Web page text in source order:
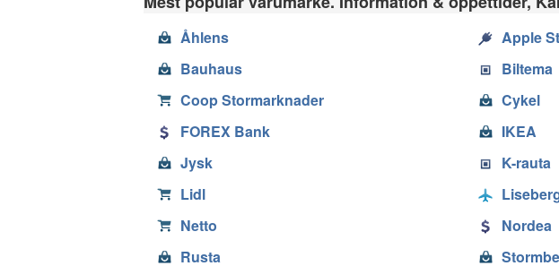
Åhlens Apple
Bauhaus
Biltema
Coop Stormarknader
Cykel
FOREX Bank
IKEA
Jysk
K-rauta
Lidl
Netto
Nordea
Rusta